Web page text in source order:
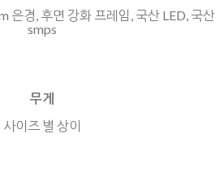
은경, 후면 강화 프레임, 국산 LED, 국산
smps
무게
사이즈 별 상이